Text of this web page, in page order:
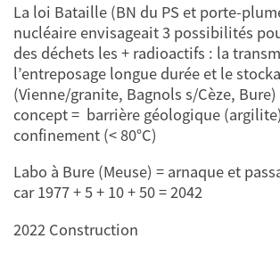
La loi Bataille (BN du PS et porte-
nucléaire envisageait 3 possibilités
des déchets les + radioactifs : la
l’entreposage longue durée et le
(Vienne/granite, Bagnols s/Cèze, Bure)
concept = barrière géologique
confinement (< 80°C)
Labo à Bure (Meuse) = arnaque et
car 1977 + 5 + 10 + 50 = 2042
2022 Construction